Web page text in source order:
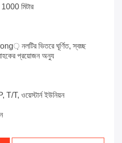
মিটার
নলটির ভিতরে ঘূর্ণিত, স্বচ্ছ
প্রয়োজন অনুয
T, ওয়েস্টার্ন ইউনিয়ন